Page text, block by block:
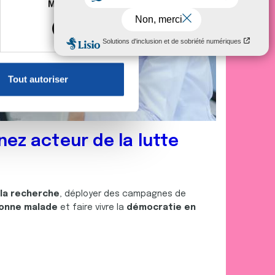
reportez-vous à lasection «
sur les cookies.
informations que
Marketing
Tout autoriser
acteur de la lutte
recherche, déployer des campagnes de
malade et faire vivre la démocratie en